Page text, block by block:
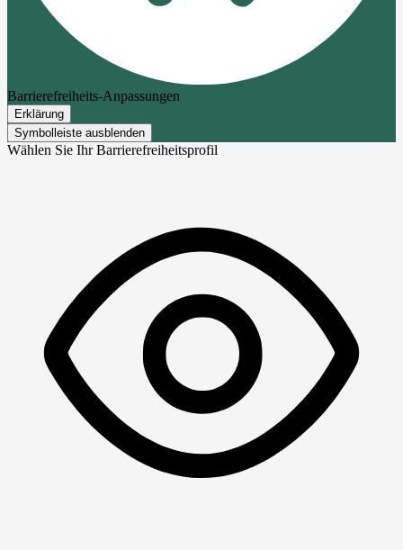
Barrierefreiheits-Anpassungen
Erklärung
Symbolleiste ausblenden
Wählen Sie Ihr Barrierefreiheitsprofil